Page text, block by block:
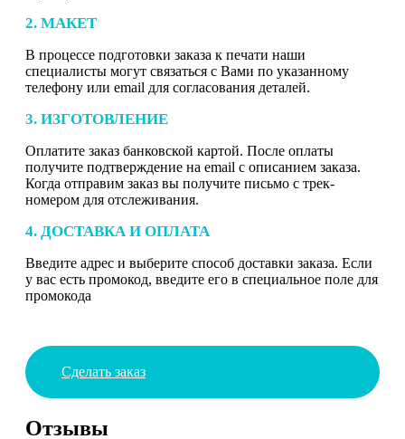
2. МАКЕТ
В процессе подготовки заказа к печати наши
специалисты могут связаться с Вами по указанному
телефону или email для согласования деталей.
3. ИЗГОТОВЛЕНИЕ
Оплатите заказ банковской картой. После оплаты
получите подтверждение на email с описанием заказа.
Когда отправим заказ вы получите письмо с трек-
номером для отслеживания.
4. ДОСТАВКА И ОПЛАТА
Введите адрес и выберите способ доставки заказа. Если
у вас есть промокод, введите его в специальное поле для
промокода
Сделать заказ
Отзывы